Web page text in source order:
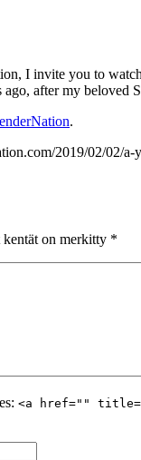
I invite you to
ago, after my
.
2019/02/02/a-
kentät on merkitty *
<a href=""